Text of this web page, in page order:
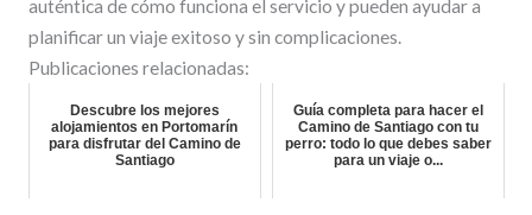
auténtica de cómo funciona el servicio y pueden ayudar a
planificar un viaje exitoso y sin complicaciones.
Publicaciones relacionadas:
Descubre los mejores
alojamientos en Portomarín
para disfrutar del Camino de
Santiago
Guía completa para hacer el
Camino de Santiago con tu
perro: todo lo que debes saber
para un viaje o...